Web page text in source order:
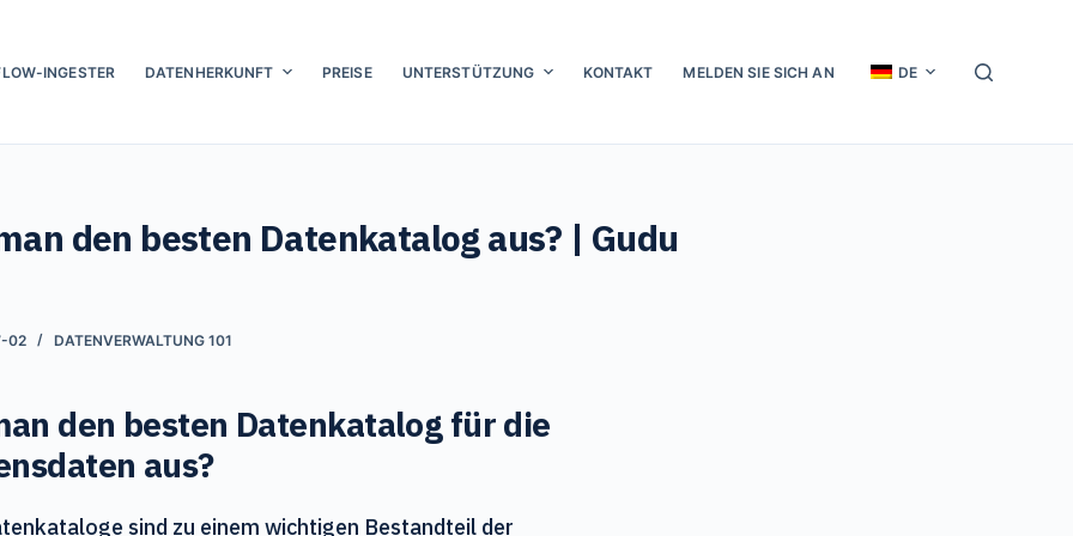
INGESTER DATENHERKUNFT PREISE UNTERSTÜTZUNG KONTAKT MELDEN SIE SICH AN DE
den besten Datenkatalog aus? | Gudu
02 DATENVERWALTUNG 101
den besten Datenkatalog für die
aus?
sind zu einem wichtigen Bestandteil der